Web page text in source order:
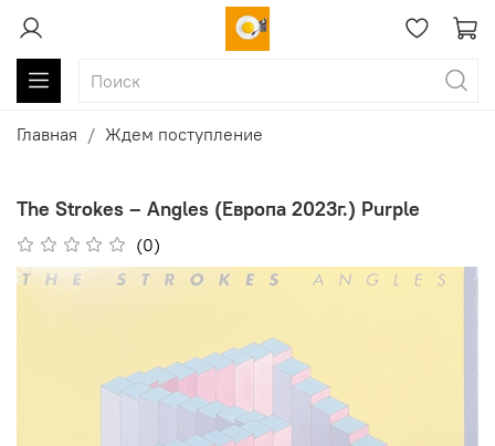
Главная Ждем поступление
The Strokes ‎– Angles (Европа 2023г.) Purple
(0)